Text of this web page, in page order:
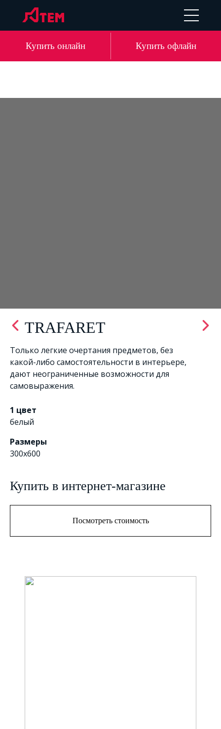
DE LV
Купить онлайн Купить офлайн
TRAFARET
Только легкие очертания предметов, без
какой-либо самостоятельности в интерьере,
дают неограниченные возможности для
самовыражения.
1 цвет
белый
Размеры
300x600
Купить в интернет-магазине
Посмотреть стоимость